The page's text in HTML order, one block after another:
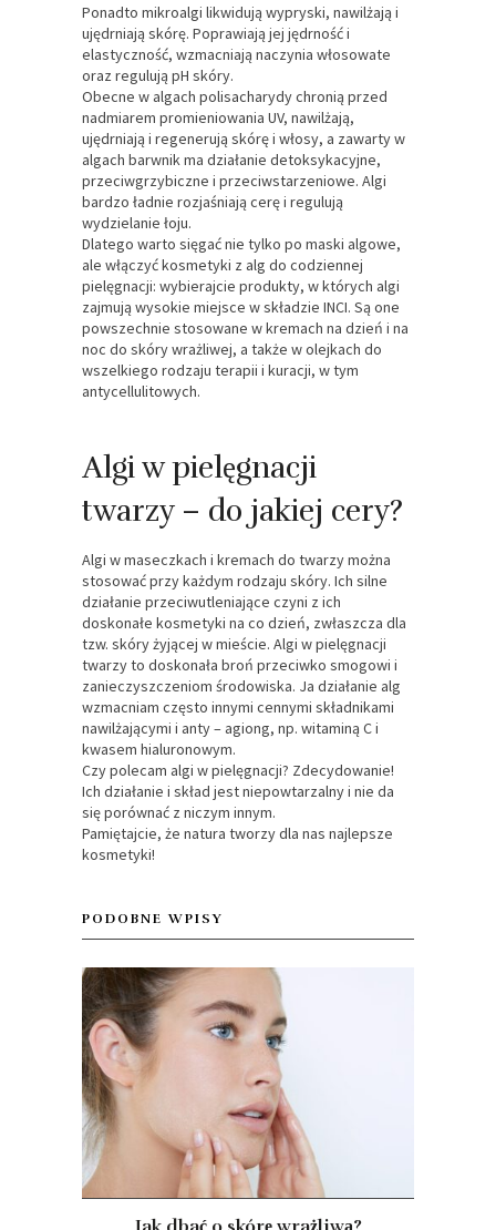
Ponadto mikroalgi likwidują wypryski, nawilżają i
ujędrniają skórę. Poprawiają jej jędrność i
elastyczność, wzmacniają naczynia włosowate
oraz regulują pH skóry.
Obecne w algach polisacharydy chronią przed
nadmiarem promieniowania UV, nawilżają,
ujędrniają i regenerują skórę i włosy, a zawarty w
algach barwnik ma działanie detoksykacyjne,
przeciwgrzybiczne i przeciwstarzeniowe. Algi
bardzo ładnie rozjaśniają cerę i regulują
wydzielanie łoju.
Dlatego warto sięgać nie tylko po maski algowe,
ale włączyć kosmetyki z alg do codziennej
pielęgnacji: wybierajcie produkty, w których algi
zajmują wysokie miejsce w składzie INCI. Są one
powszechnie stosowane w kremach na dzień i na
noc do skóry wrażliwej, a także w olejkach do
wszelkiego rodzaju terapii i kuracji, w tym
antycellulitowych.
Algi w pielęgnacji
twarzy – do jakiej cery?
Algi w maseczkach i kremach do twarzy można
stosować przy każdym rodzaju skóry. Ich silne
działanie przeciwutleniające czyni z ich
doskonałe kosmetyki na co dzień, zwłaszcza dla
tzw. skóry żyjącej w mieście. Algi w pielęgnacji
twarzy to doskonała broń przeciwko smogowi i
zanieczyszczeniom środowiska. Ja działanie alg
wzmacniam często innymi cennymi składnikami
nawilżającymi i anty – agiong, np. witaminą C i
kwasem hialuronowym.
Czy polecam algi w pielęgnacji? Zdecydowanie!
Ich działanie i skład jest niepowtarzalny i nie da
się porównać z niczym innym.
Pamiętajcie, że natura tworzy dla nas najlepsze
kosmetyki!
PODOBNE WPISY